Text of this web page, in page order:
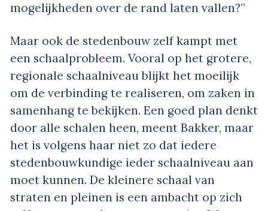
mogelijkheden over de rand laten vallen?”
Maar ook de stedenbouw zelf kampt met
een schaalprobleem. Vooral op het grotere,
regionale schaalniveau blijkt het moeilijk
om de verbinding te realiseren, om zaken in
samenhang te bekijken. Een goed plan denkt
door alle schalen heen, meent Bakker, maar
het is volgens haar niet zo dat iedere
stedenbouwkundige ieder schaalniveau aan
moet kunnen. De kleinere schaal van
straten en pleinen is een ambacht op zich